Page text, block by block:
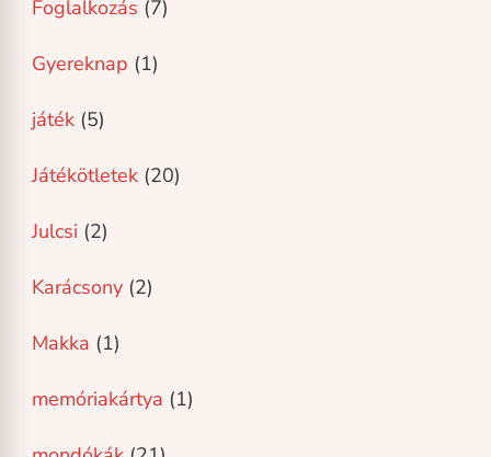
Foglalkozás (7)
Gyereknap (1)
játék (5)
Játékötletek (20)
Julcsi (2)
Karácsony (2)
Makka (1)
memóriakártya (1)